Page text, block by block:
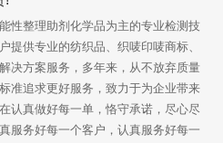
性整理助剂化学品为主的专业检测技
提供专业的纺织品、织唛印唛商标、
决方案服务，多年来，从不放弃质量
准追求更好服务，致力于为企业带来
认真做好每一单，恪守承诺，尽心尽
服务好每一个客户，认真服务好每一